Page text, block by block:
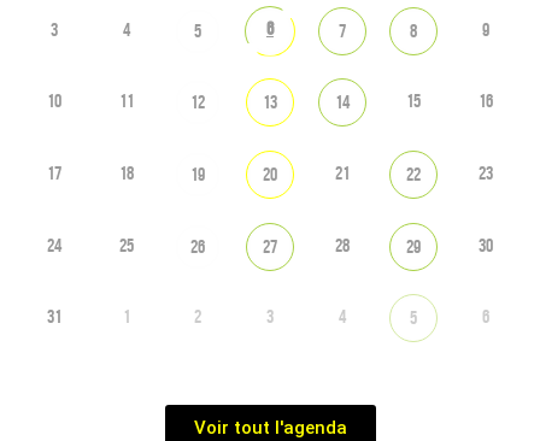
3 4 5 6 7 8 9
10 11 12 13 14 15 16
17 18 19 20 21 22 23
24 25 26 27 28 29 30
31 1 2 3 4 5 6
Voir tout l'agenda